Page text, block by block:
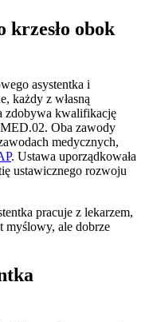
krzesło obok
asystentka i
każdy z własną
zdobywa kwalifikację
Oba zawody
medycznych,
. Ustawa uporządkowała
ustawicznego rozwoju
pracuje z lekarzem,
myślowy, ale dobrze